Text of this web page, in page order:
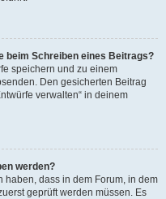
beim Schreiben eines Beitrags?
speichern und zu einem
Den gesicherten Beitrag
verwalten“ in deinem
werden?
haben, dass in dem Forum, in dem
geprüft werden müssen. Es